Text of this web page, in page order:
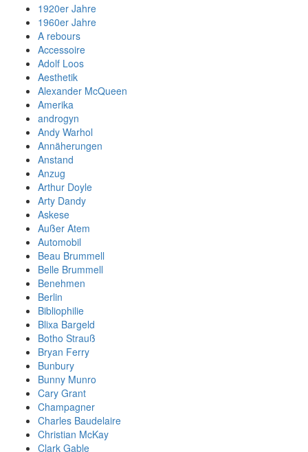
1920er Jahre
1960er Jahre
A rebours
Accessoire
Adolf Loos
Aesthetik
Alexander McQueen
Amerika
androgyn
Andy Warhol
Annäherungen
Anstand
Anzug
Arthur Doyle
Arty Dandy
Askese
Außer Atem
Automobil
Beau Brummell
Belle Brummell
Benehmen
Berlin
Bibliophilie
Blixa Bargeld
Botho Strauß
Bryan Ferry
Bunbury
Bunny Munro
Cary Grant
Champagner
Charles Baudelaire
Christian McKay
Clark Gable